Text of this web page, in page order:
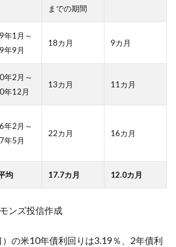
までの期間
年1月～
年9月
18カ月 9カ月
年2月～
年12月
13カ月 11カ月
年2月～
年5月
22カ月 16カ月
均 17.7カ月 12.0カ月
ンズ投信作成
の米10年債利回りは3.19％、2年債利